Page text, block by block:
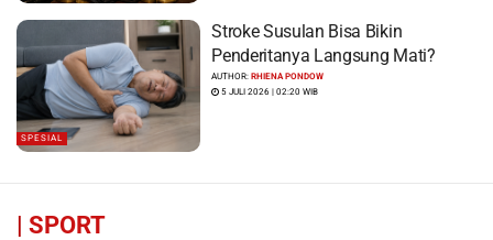
SPESIAL
Stroke Susulan Bisa Bikin
Penderitanya Langsung Mati?
AUTHOR:RHIENA PONDOW
5 JULI 2026 | 02:20 WIB
| SPORT